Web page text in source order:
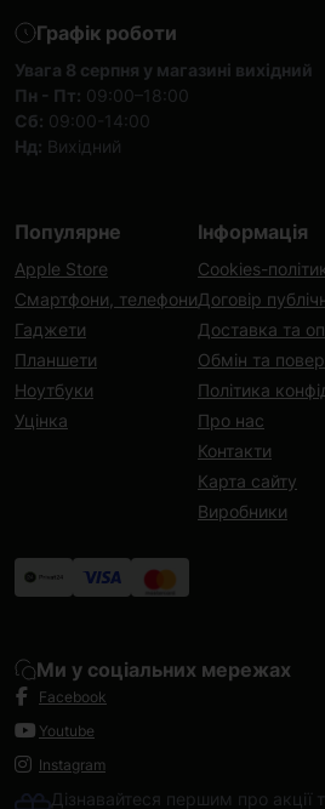
Графік роботи
Увага 8 серпня у магазині вихідний
Пн - Пт: 09:00–18:00
Сб: 09:00-14:00
Нд: Вихідний
Популярне
Apple Store
Смартфони, телефони
Гаджети
Планшети
Ноутбуки
Уцінка
Інформація
Cookies-
Договір
Доставка та
Обмін та
Політика
Про нас
Контакти
Карта сайту
Виробники
Ми у соціальних мережах
Facebook
Youtube
Instagram
Дізнавайтеся першим про акції